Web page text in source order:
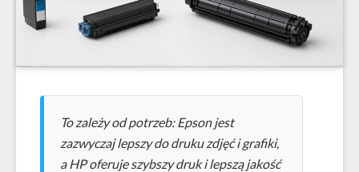
To zależy od potrzeb: Epson jest
zazwyczaj lepszy do druku zdjęć i grafiki,
a HP oferuje szybszy druk i lepszą jakość